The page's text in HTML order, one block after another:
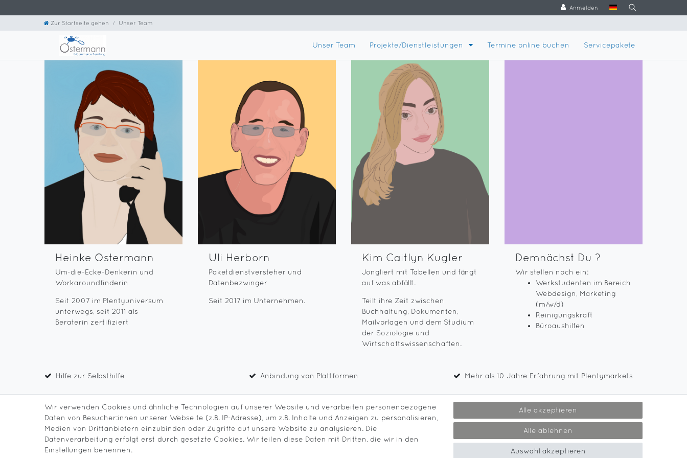
Anmelden
Zur Startseite gehen Unser Team
Unser Team Projekte/Dienstleistungen Termine online buchen Servicepakete
Heinke Ostermann
Um-die-Ecke-Denkerin und
Workaroundfinderin
Seit 2007 im Plentyuniversum
unterwegs, seit 2011 als
Beraterin zertifiziert
Uli Herborn
Paketdienstversteher und
Datenbezwinger
Seit 2017 im Unternehmen.
Kim Caitlyn Kugler
Jongliert mit Tabellen und fängt
auf was abfällt.
Teilt ihre Zeit zwischen
Buchhaltung, Dokumenten,
Mailvorlagen und dem Studium
der Soziologie und
Wirtschaftswissenschaften.
Demnächst Du ?
Wir stellen noch ein:
Werkstudenten im Bereich
Webdesign, Marketing
(m/w/d)
Reinigungskraft
Büroaushilfen
Hilfe zur Selbsthilfe Anbindung von Plattformen Mehr als 10 Jahre Erfahrung mit Plentymarkets
Wir verwenden Cookies und ähnliche Technologien auf unserer Website und verarbeiten personenbezogene
Daten von Besucher:innen unserer Webseite (z.B. IP-Adresse), um z.B. Inhalte und Anzeigen zu personalisieren,
Medien von Drittanbietern einzubinden oder Zugriffe auf unsere Website zu analysieren. Die
Datenverarbeitung erfolgt erst durch gesetzte Cookies. Wir teilen diese Daten mit Dritten, die wir in den
Einstellungen benennen.
Alle akzeptieren
Alle ablehnen
Auswahl akzeptieren